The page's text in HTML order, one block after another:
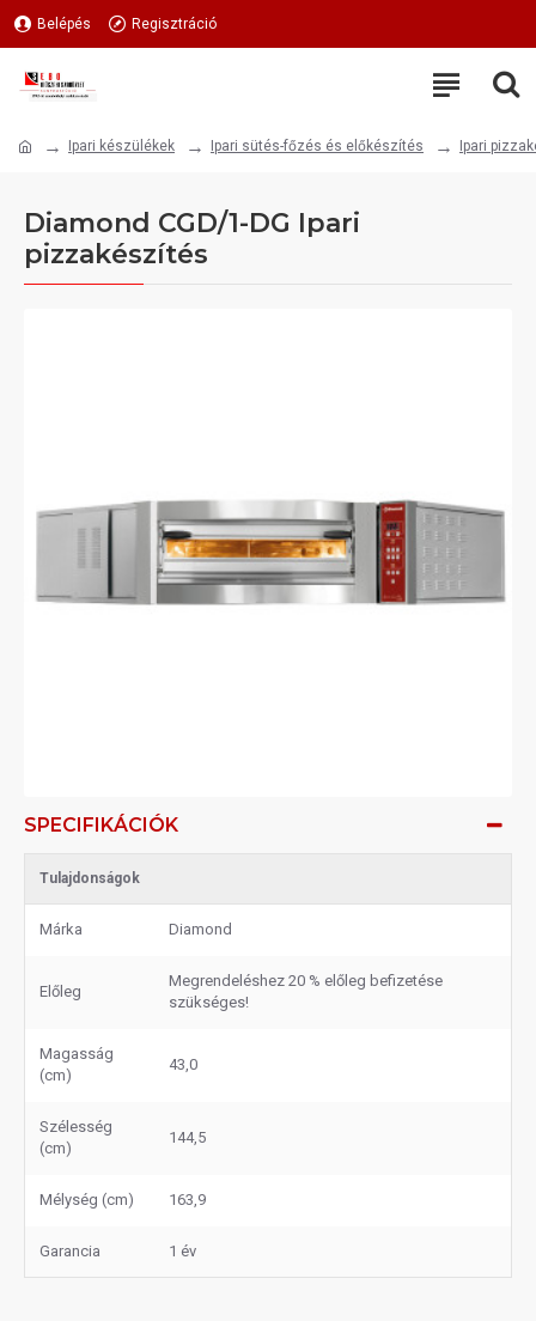
Belépés Regisztráció
Ipari készülékek Ipari sütés-főzés és előkészítés Ipari
Diamond CGD/1-DG Ipari
pizzakészítés
SPECIFIKÁCIÓK
Tulajdonságok
Márka Diamond
Előleg
Megrendeléshez 20 % előleg befizetése
szükséges!
Magasság
(cm)
43,0
Szélesség
(cm)
144,5
Mélység (cm) 163,9
Garancia 1 év